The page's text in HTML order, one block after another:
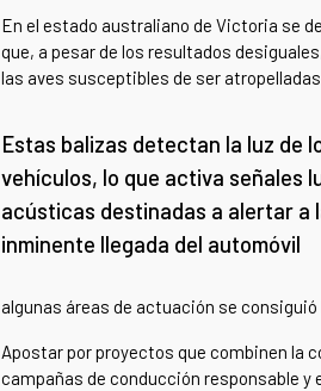
En el estado australiano de Victoria se
que, a pesar de los resultados
las aves susceptibles de ser
Estas balizas detectan la luz de
vehículos, lo que activa señales
acústicas destinadas a alertar a
inminente llegada del automóvil
algunas áreas de actuación se
Apostar por proyectos que combinen la
campañas de conducción responsable y